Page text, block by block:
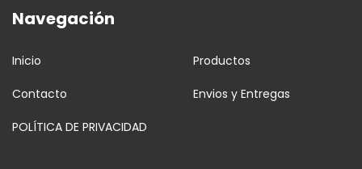
Navegación
Inicio Productos
Contacto Envios y Entregas
POLÍTICA DE PRIVACIDAD